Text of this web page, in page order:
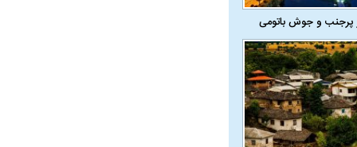
و جوش باتومی
به فال و طالع‌بینی